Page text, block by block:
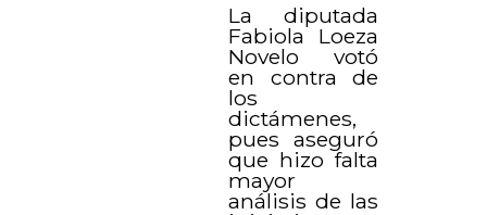
La diputada
Fabiola Loeza
Novelo votó
en contra de
los
dictámenes,
pues aseguró
que hizo falta
mayor
análisis de las